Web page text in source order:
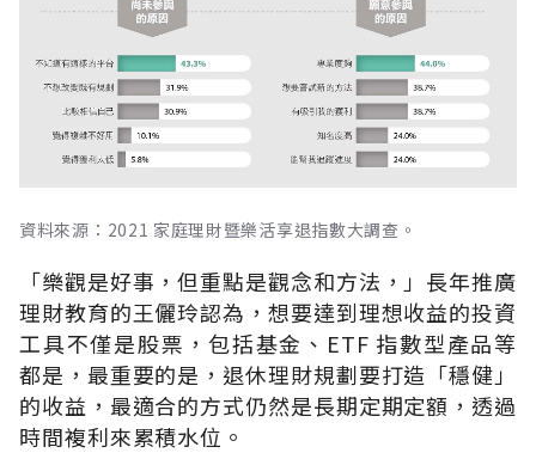
資料來源：2021 家庭理財暨樂活享退指數大調查。
「樂觀是好事，但重點是觀念和方法，」長年推廣
理財教育的王儷玲認為，想要達到理想收益的投資
工具不僅是股票，包括基金、ETF 指數型產品等
都是，最重要的是，退休理財規劃要打造「穩健」
的收益，最適合的方式仍然是長期定期定額，透過
時間複利來累積水位。